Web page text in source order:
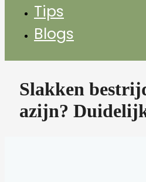
Tips
Blogs
Slakken
azijn?